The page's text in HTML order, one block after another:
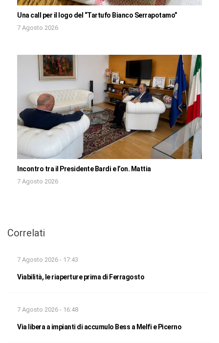
Una call per il logo del “Tartufo Bianco Serrapotamo”
7 Agosto 2026
Incontro tra il Presidente Bardi e l’on. Mattia
7 Agosto 2026
Correlati
7 Agosto 2026 - 17:43
Viabilità, le riaperture prima di Ferragosto
7 Agosto 2026 - 16:48
Via libera a impianti di accumulo Bess a Melfi e Picerno